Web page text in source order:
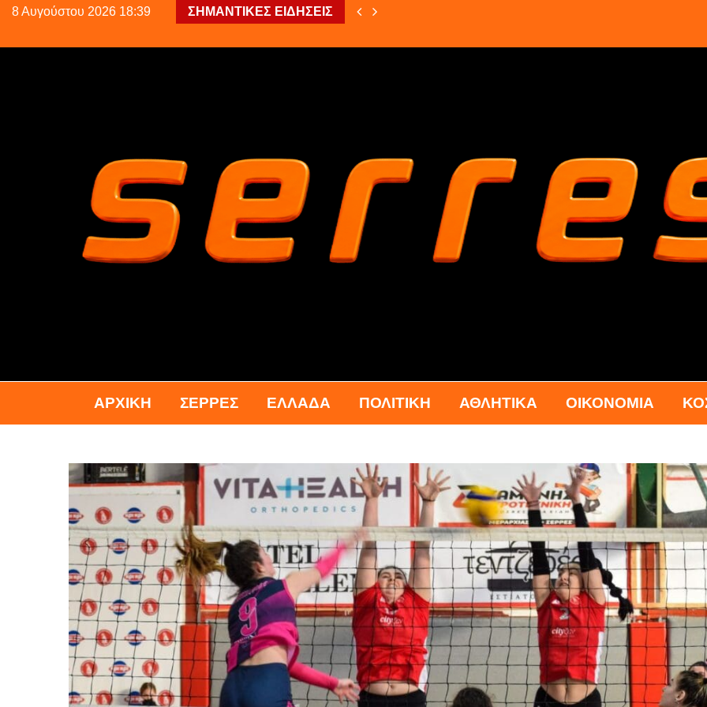
8 Αυγούστου 2026 18:39 ΣΗΜΑΝΤΙΚΕΣ ΕΙΔΗΣΕΙΣ
ΑΡΧΙΚΉ ΣΕΡΡΕΣ ΕΛΛΑΔΑ ΠΟΛΙΤΙΚΗ ΑΘΛΗΤΙΚΑ ΟΙΚΟΝΟΜΙΑ